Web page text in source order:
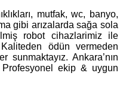
mutfak, wc, banyo,
gibi arızalarda sağa sola
robot cihazlarimiz ile
ödün vermeden
Ankara’nın
ekip & uygun